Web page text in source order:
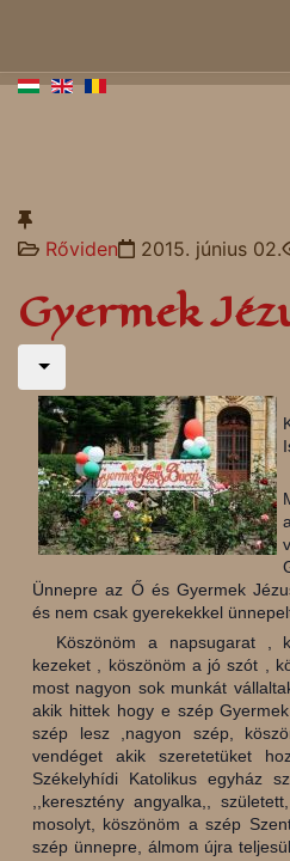
Rőviden 2015. június 02.
Gyermek
Ünnepre az Ő és Gyermek
és nem csak gyerekekkel
Köszönöm a napsugarat ,
kezeket , köszönöm a jó szót ,
most nagyon sok munkát
akik hittek hogy e szép
szép lesz ,nagyon szép,
vendéget akik szeretetüket
Székelyhídi Katolikus egyház
,,keresztény angyalka,,
mosolyt, köszönöm a szép
szép ünnepre, álmom újra